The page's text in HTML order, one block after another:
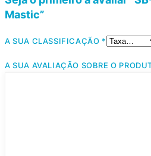
Mastic”
A SUA CLASSIFICAÇÃO *
A SUA AVALIAÇÃO SOBRE O